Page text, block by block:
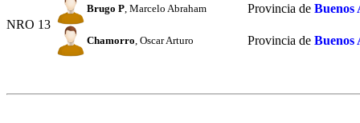
NRO 13
Brugo P , Marcelo Abraham Provincia de Buenos
Chamorro , Oscar Arturo Provincia de Buenos